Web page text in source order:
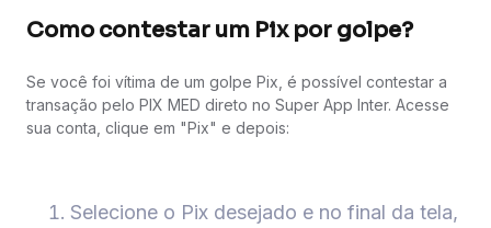
Como contestar um Pix por golpe?
Se você foi vítima de um golpe Pix, é possível contestar a
transação pelo PIX MED direto no Super App Inter. Acesse
sua conta, clique em "Pix" e depois:
Selecione o Pix desejado e no final da tela,